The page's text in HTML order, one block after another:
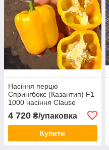
Насіння перцю
Спрингбокс (Казантип) F1
1000 насіння Clause
4 720 ₴/упаковка
Купити